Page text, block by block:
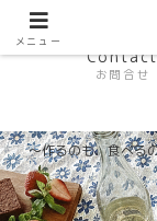
〜作るのも、食べる
お問合せ
メニュー